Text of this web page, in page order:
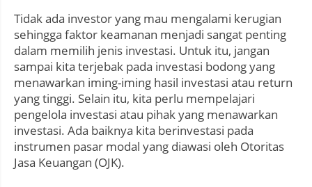
Tidak ada investor yang mau mengalami kerugian
sehingga faktor keamanan menjadi sangat penting
dalam memilih jenis investasi. Untuk itu, jangan
sampai kita terjebak pada investasi bodong yang
menawarkan iming-iming hasil investasi atau return
yang tinggi. Selain itu, kita perlu mempelajari
pengelola investasi atau pihak yang menawarkan
investasi. Ada baiknya kita berinvestasi pada
instrumen pasar modal yang diawasi oleh Otoritas
Jasa Keuangan (OJK).